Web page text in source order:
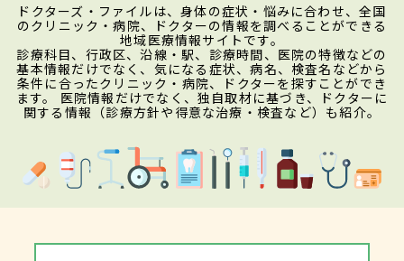
ドクターズ・ファイルは、身体の症状・悩みに合わせ、全国
のクリニック・病院、ドクターの情報を調べることができる
地域医療情報サイトです。
診療科目、行政区、沿線・駅、診療時間、医院の特徴などの
基本情報だけでなく、気になる症状、病名、検査名などから
条件に合ったクリニック・病院、ドクターを探すことができ
ます。 医院情報だけでなく、独自取材に基づき、ドクターに
関する情報（診療方針や得意な治療・検査など）も紹介。